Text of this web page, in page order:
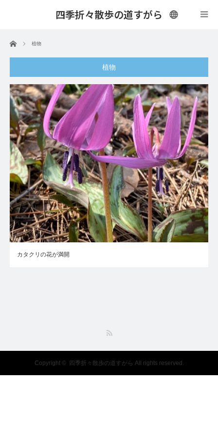
四季折々散歩の道すがら
ホーム 植物
植物
カタクリの花が満開
Copyright © 四季折々散歩の道すがら All rights reserved.